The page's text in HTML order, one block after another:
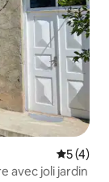
5 (4)
avec joli jardin